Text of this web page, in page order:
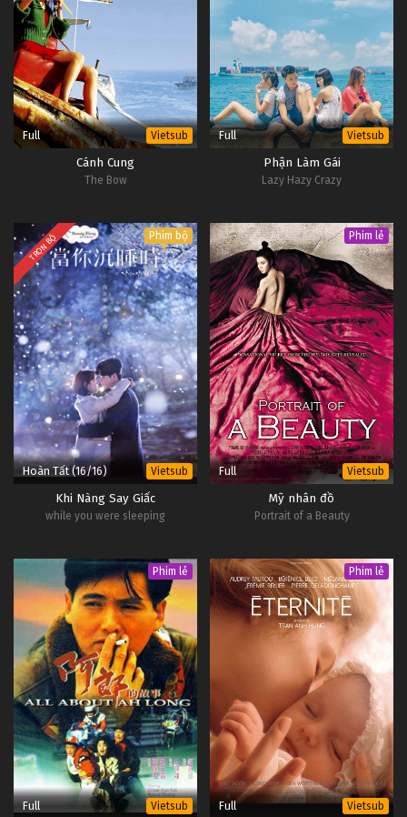
Full Vietsub
Cánh Cung
The Bow
Full Vietsub
Phận Làm Gái
Lazy Hazy Crazy
TRỌN BỘ Phim bộ
Hoàn Tất (16/16) Vietsub
Khi Nàng Say Giấc
while you were sleeping
Phim lẻ
Full Vietsub
Mỹ nhân đồ
Portrait of a Beauty
Phim lẻ
Full Vietsub
Phim lẻ
Full Vietsub